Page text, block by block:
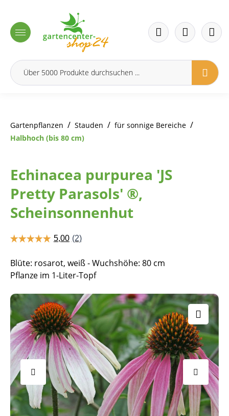
Gartenpflanzen / Stauden / für sonnige Bereiche /
Halbhoch (bis 80 cm)
Echinacea purpurea 'JS
Pretty Parasols' ®,
Scheinsonnenhut
Blüte: rosarot, weiß - Wuchshöhe: 80 cm
Pflanze im 1-Liter-Topf